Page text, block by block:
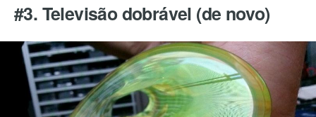
#3. Televisão dobrável (de novo)